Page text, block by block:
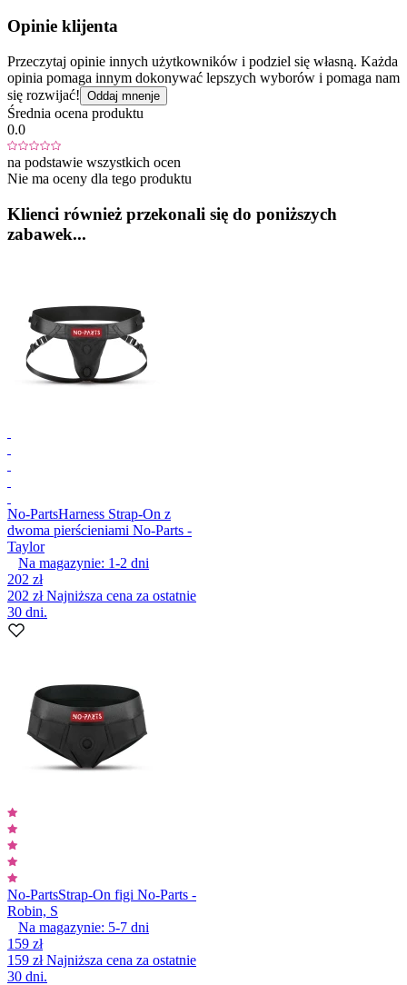
Opinie klijenta
Przeczytaj opinie innych użytkowników i podziel się własną. Każda
opinia pomaga innym dokonywać lepszych wyborów i pomaga nam
się rozwijać! Oddaj mnenje
Średnia ocena produktu
0.0
na podstawie wszystkich ocen
Nie ma oceny dla tego produktu
Klienci również przekonali się do poniższych
zabawek...
No-PartsHarness Strap-On z
dwoma pierścieniami No-Parts -
Taylor
Na magazynie: 1-2 dni
202 zł
202 złNajniższa cena za ostatnie
30 dni.
No-PartsStrap-On figi No-Parts -
Robin, S
Na magazynie: 5-7 dni
159 zł
159 złNajniższa cena za ostatnie
30 dni.